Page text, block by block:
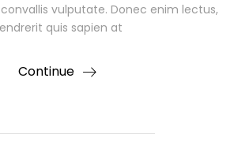
vulputate. Donec enim lectus,
quis sapien at
Continue